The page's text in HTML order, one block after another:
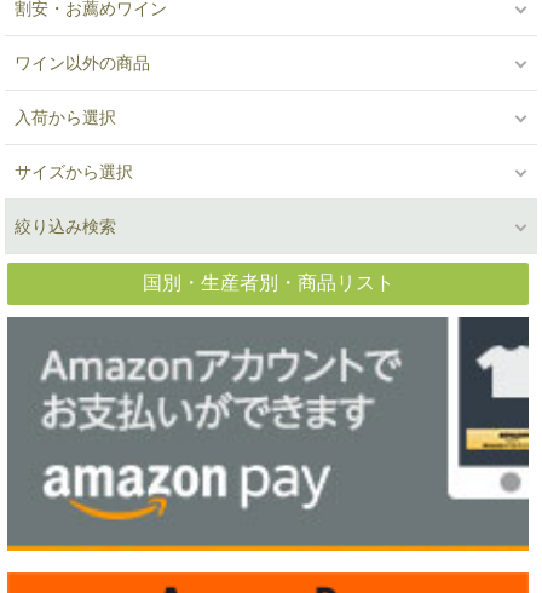
割安・お薦めワイン
ワイン以外の商品
入荷から選択
サイズから選択
絞り込み検索
国別・生産者別・商品リスト